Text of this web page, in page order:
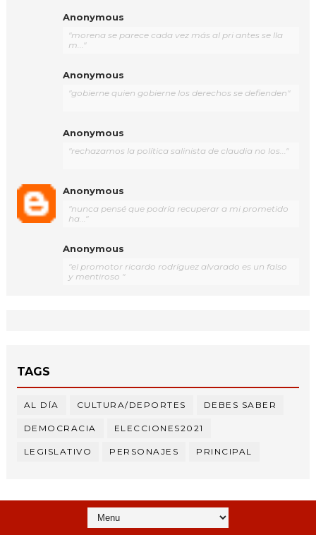
Anonymous
"morena se parece cada vez más al pri antes se lla
m..."
Anonymous
"gobierne quien gobierne los derechos se defienden"
Anonymous
"rechazamos la política salinista de claudia no los..."
Anonymous
"nunca pensé que podría recuperar a mi prometido
ha..."
Anonymous
"el promotor ricardo rodríguez alvarado es un falso
y mentiroso "
TAGS
AL DÍA CULTURA/DEPORTES DEBES SABER
DEMOCRACIA ELECCIONES2021
LEGISLATIVO PERSONAJES PRINCIPAL